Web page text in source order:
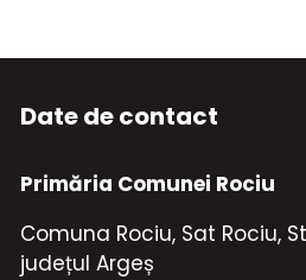
Date de contact
Primăria Comunei Rociu
Comuna Rociu, Sat Rociu,
județul Argeș